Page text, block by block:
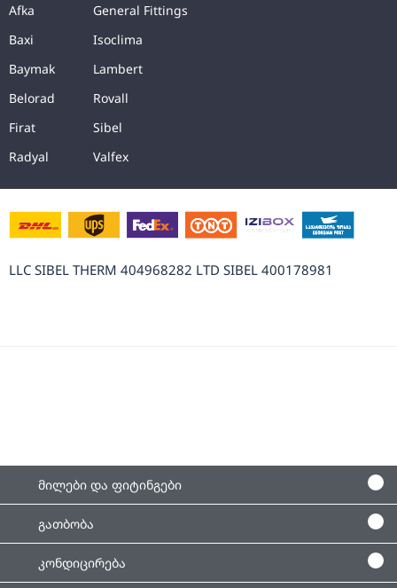
Afka
Baxi
Baymak
Belorad
Firat
Radyal
General Fittings
Isoclima
Lambert
Rovall
Sibel
Valfex
LLC SIBEL THERM 404968282 LTD SIBEL 400178981
მილები და ფიტინგები
გათბობა
კონდიცირება